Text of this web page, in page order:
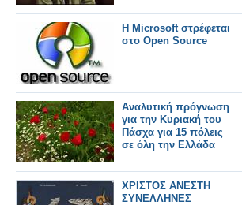
Η Microsoft στρέφεται
στο Open Source
Αναλυτική πρόγνωση
για την Κυριακή του
Πάσχα για 15 πόλεις
σε όλη την Ελλάδα
ΧΡΙΣΤΟΣ ΑΝΕΣΤΗ
ΣΥΝΕΛΛΗΝΕΣ